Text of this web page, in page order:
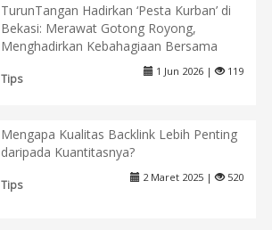
TurunTangan Hadirkan ‘Pesta Kurban’ di
Bekasi: Merawat Gotong Royong,
Menghadirkan Kebahagiaan Bersama
Tips
1 Jun 2026 | 119
Mengapa Kualitas Backlink Lebih Penting
daripada Kuantitasnya?
Tips
2 Maret 2025 | 520